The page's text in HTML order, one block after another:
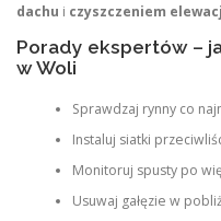
dachu i czyszczeniem
Porady ekspertów –
w Woli
Sprawdzaj rynny co
Instaluj siatki
Monitoruj spusty po
Usuwaj gałęzie w